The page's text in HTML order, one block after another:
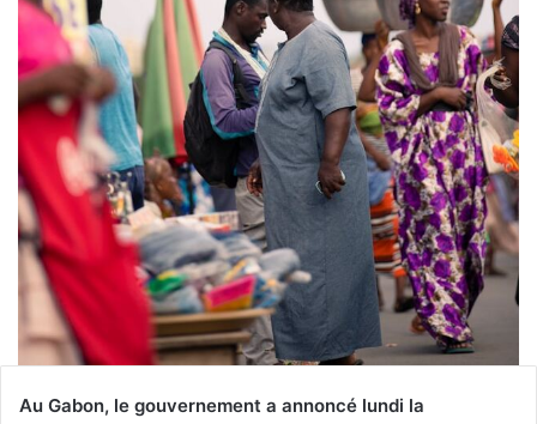
Au Gabon, le gouvernement a annoncé lundi la